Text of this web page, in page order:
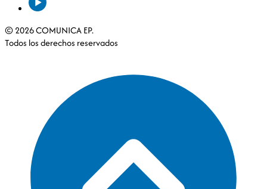
© 2026 COMUNICA EP.
Todos los derechos reservados